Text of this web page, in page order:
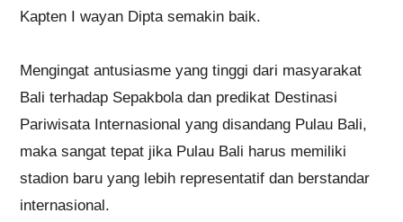
Kapten I wayan Dipta semakin baik.
Mengingat antusiasme yang tinggi dari masyarakat
Bali terhadap Sepakbola dan predikat Destinasi
Pariwisata Internasional yang disandang Pulau Bali,
maka sangat tepat jika Pulau Bali harus memiliki
stadion baru yang lebih representatif dan berstandar
internasional.